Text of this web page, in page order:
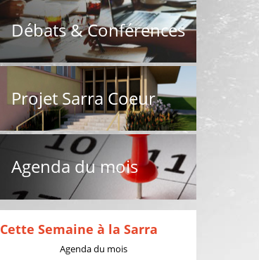
Débats & Conférences
Projet Sarra Coeur
Agenda du mois
Cette Semaine à la Sarra
Agenda du mois